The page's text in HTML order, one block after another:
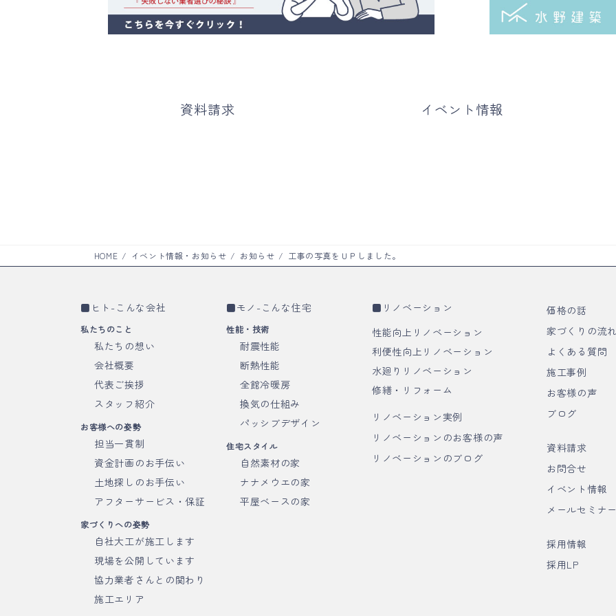
資料請求 イベント情報
HOME イベント情報・お知らせ お知らせ 工事の写真をＵＰしました。
■ ヒト-こんな会社
私たちのこと
私たちの想い
会社概要
代表ご挨拶
スタッフ紹介
お客様への姿勢
担当一貫制
資金計画のお手伝い
土地探しのお手伝い
アフターサービス・保証
家づくりへの姿勢
自社大工が施工します
現場を公開しています
協力業者さんとの関わり
施工エリア
■モノ-こんな住宅
性能・技術
耐震性能
断熱性能
全館冷暖房
換気の仕組み
パッシブデザイン
住宅スタイル
自然素材の家
ナナメウエの家
平屋ベースの家
■ リノベーション
性能向上リノベーション
利便性向上リノベーション
水廻りリノベーション
修繕・リフォーム
リノベーション実例
リノベーションのお客様の声
リノベーションのブログ
価格の話
家づくりの流
よくある質問
施工事例
お客様の声
ブログ
資料請求
お問合せ
イベント情報
メールセミナ
採用情報
採用LP